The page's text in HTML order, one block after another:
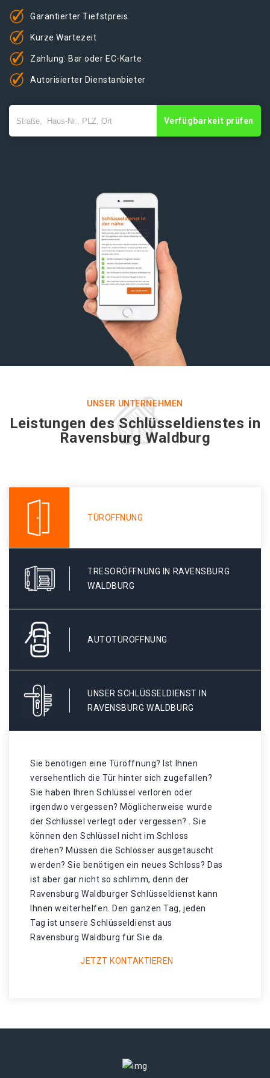
Garantierter Tiefstpreis
Kurze Wartezeit
Zahlung: Bar oder EC-Karte
Autorisierter Dienstanbieter
Verfügbarkeit prüfen
UNSER UNTERNEHMEN
Leistungen des Schlüsseldienstes in
Ravensburg Waldburg
TÜRÖFFNUNG
TRESORÖFFNUNG IN RAVENSBURG
WALDBURG
AUTOTÜRÖFFNUNG
UNSER SCHLÜSSELDIENST IN
RAVENSBURG WALDBURG
Sie benötigen eine Türöffnung? Ist Ihnen
versehentlich die Tür hinter sich zugefallen?
Sie haben Ihren Schlüssel verloren oder
irgendwo vergessen? Möglicherweise wurde
der Schlüssel verlegt oder vergessen? . Sie
können den Schlüssel nicht im Schloss
drehen? Müssen die Schlösser ausgetauscht
werden? Sie benötigen ein neues Schloss? Das
ist aber gar nicht so schlimm, denn der
Ravensburg Waldburger Schlüsseldienst kann
Ihnen weiterhelfen. Den ganzen Tag, jeden
Tag ist unsere Schlüsseldienst aus
Ravensburg Waldburg für Sie da.
JETZT KONTAKTIEREN